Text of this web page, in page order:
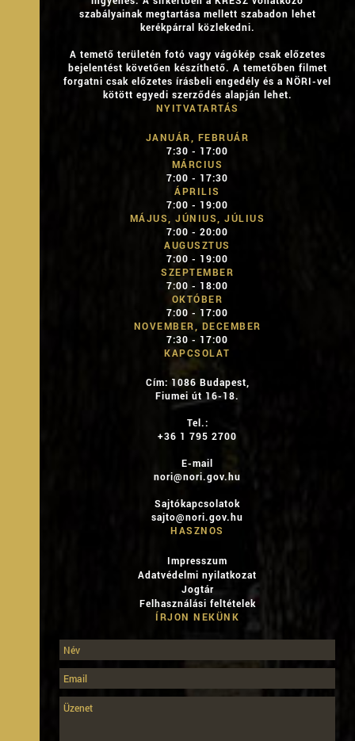
szabályainak megtartása mellett szabadon lehet
kerékpárral közlekedni.
A temető területén fotó vagy vágókép csak előzetes
bejelentést követően készíthető. A temetőben filmet
forgatni csak előzetes írásbeli engedély és a NÖRI-vel
kötött egyedi szerződés alapján lehet.
NYITVATARTÁS
JANUÁR, FEBRUÁR
7:30 - 17:00
MÁRCIUS
7:00 - 17:30
ÁPRILIS
7:00 - 19:00
MÁJUS, JÚNIUS, JÚLIUS
7:00 - 20:00
AUGUSZTUS
7:00 - 19:00
SZEPTEMBER
7:00 - 18:00
OKTÓBER
7:00 - 17:00
NOVEMBER, DECEMBER
7:30 - 17:00
KAPCSOLAT
Cím: 1086 Budapest,
Fiumei út 16-18.
Tel.:
+36 1 795 2700
E-mail
nori@nori.gov.hu
Sajtókapcsolatok
sajto@nori.gov.hu
HASZNOS
Impresszum
Adatvédelmi nyilatkozat
Jogtár
Felhasználási feltételek
ÍRJON NEKÜNK